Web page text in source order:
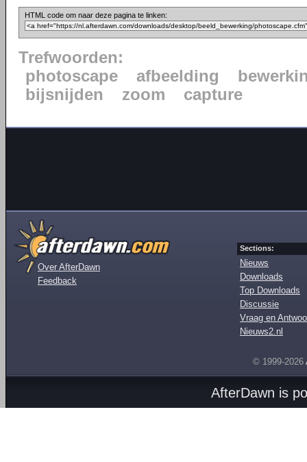
HTML code om naar deze pagina te linken:
Trefwoorden:
photoscape
afbeelding
bijsnijden
zoom capture
Over AfterDawn
Feedback
Sections:
Nieuws
Downloads
Top Downloads
Discussie
Vraag en
Nieuws2.nl
© 1999-2026
AfterDawn is